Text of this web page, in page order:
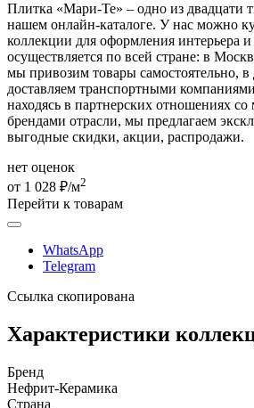
Плитка «Мари-Те» – одно из двадцати
нашем онлайн-каталоге. У нас можно
коллекции для оформления интерьера
осуществляется по всей стране: в
мы привозим товары самостоятельно, в
доставляем транспортными
находясь в партнерских отношениях
брендами отрасли, мы предлагаем
выгодные скидки, акции, распродажи.
нет оценок
от 1 028 ₽/м2
Перейти к товарам
WhatsApp
Telegram
Ссылка скопирована
Характеристики
Бренд
Нефрит-Керамика
Страна